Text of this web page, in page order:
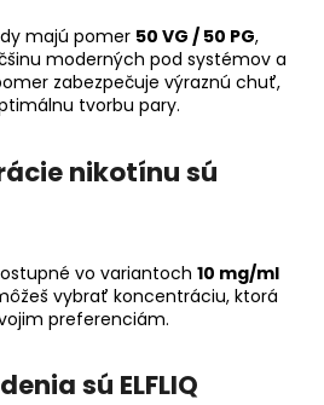
majú pomer 50 VG / 50 PG,
moderných pod systémov a
zabezpečuje výraznú chuť,
tvorbu pary.
nikotínu sú
vo variantoch 10 mg/ml
vybrať koncentráciu, ktorá
preferenciám.
sú ELFLIQ